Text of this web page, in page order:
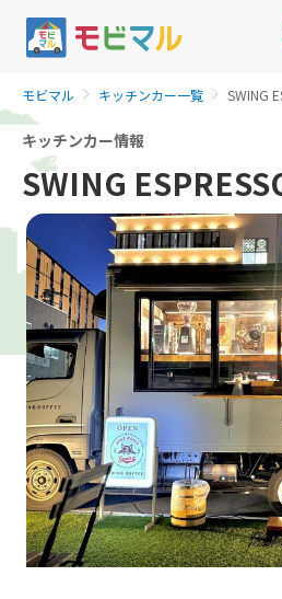
モビマル キッチンカー一覧 SWING
キッチンカー情報
SWING